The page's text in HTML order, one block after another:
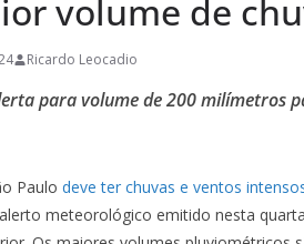
volume de
Ricardo Leocadio
para volume de 200 milímetros
Paulo deve ter chuvas e ventos
meteorológico emitido nesta